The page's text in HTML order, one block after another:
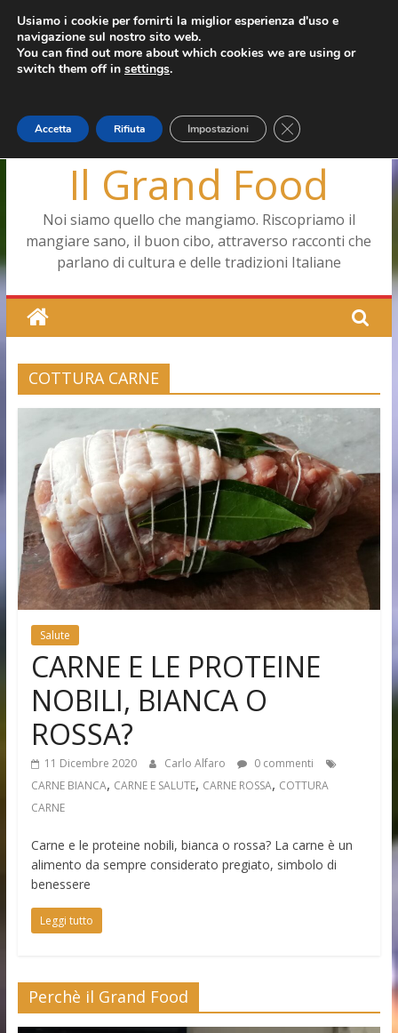
Salta
contenuto
giovedì, Agosto 6, 2026
Ultimo: Pizza a Corte
Menopausa, una forma smagliante senza età
Capodimonte, ritorna la tavola di corte
Il Grand Food
Noi siamo quello che mangiamo. Riscopriamo il
mangiare sano, il buon cibo, attraverso racconti che
parlano di cultura e delle tradizioni Italiane
COTTURA CARNE
Salute
CARNE E LE PROTEINE
NOBILI, BIANCA O
ROSSA?
11 Dicembre 2020 Carlo Alfaro
0 commenti
CARNE BIANCA, CARNE E SALUTE, CARNE ROSSA, COTTURA
CARNE
Carne e le proteine nobili, bianca o rossa? La carne è un
alimento da sempre considerato pregiato, simbolo di
benessere
Leggi tutto
Perchè il Grand Food
Usiamo i cookie per fornirti la miglior esperienza d'uso e
navigazione sul nostro sito web.
You can find out more about which cookies we are using or
switch them off in settings.
Accetta Rifiuta Impostazioni Close GDPR